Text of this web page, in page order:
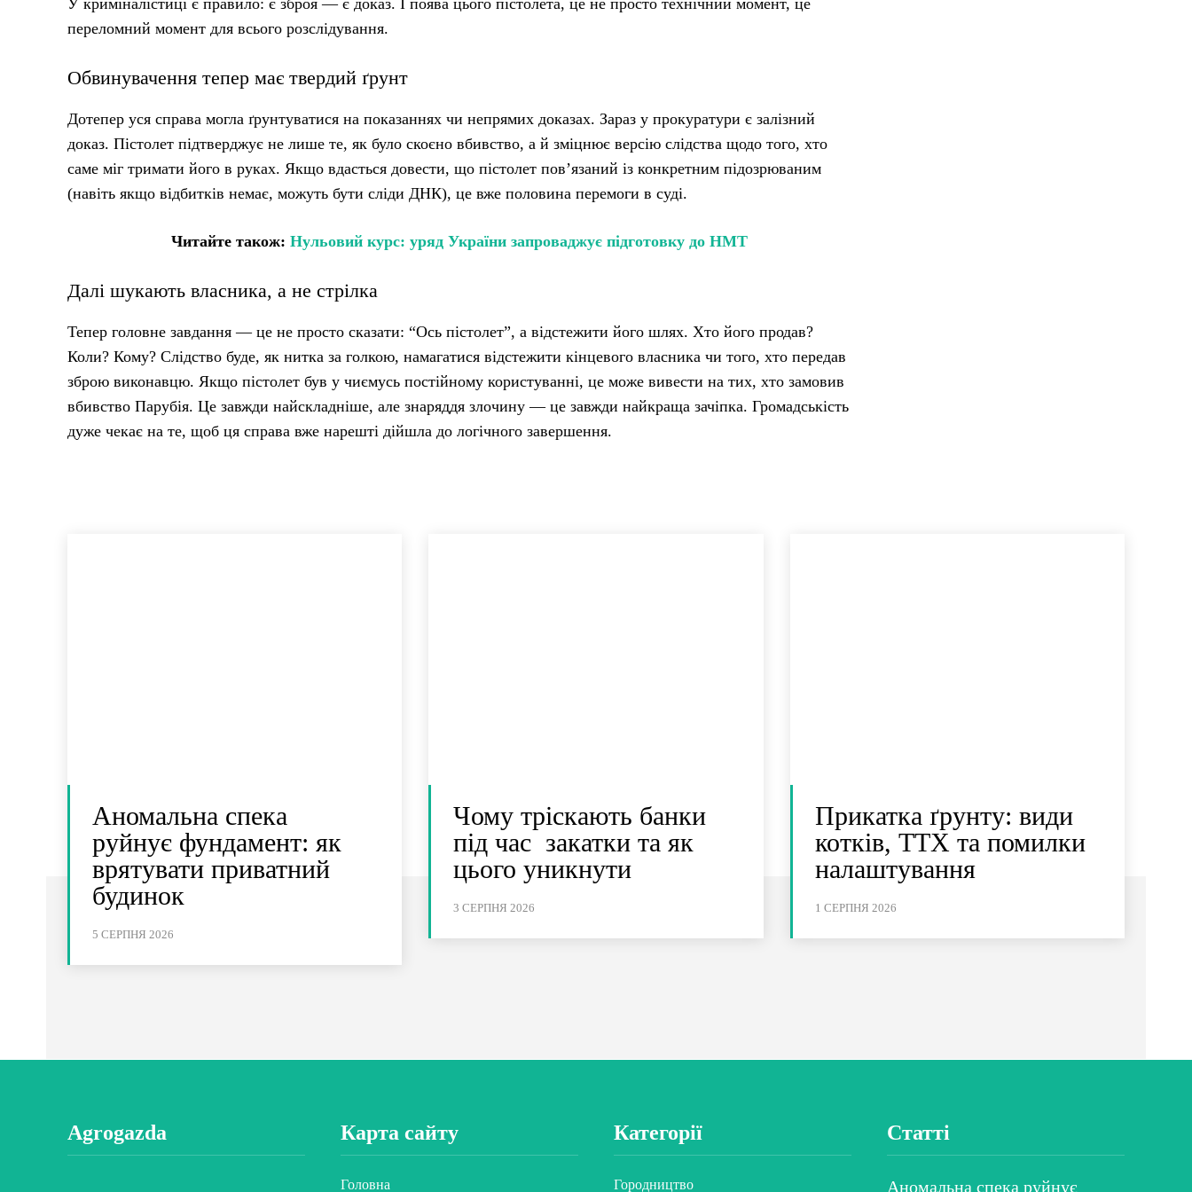
У криміналістиці є правило: є зброя — є доказ. І поява цього пістолета, це не просто технічний момент, це
переломний момент для всього розслідування.
Обвинувачення тепер має твердий ґрунт
Дотепер уся справа могла ґрунтуватися на показаннях чи непрямих доказах. Зараз у прокуратури є залізний
доказ. Пістолет підтверджує не лише те, як було скоєно вбивство, а й зміцнює версію слідства щодо того, хто
саме міг тримати його в руках. Якщо вдасться довести, що пістолет пов’язаний із конкретним підозрюваним
(навіть якщо відбитків немає, можуть бути сліди ДНК), це вже половина перемоги в суді.
Читайте також: Нульовий курс: уряд України запроваджує підготовку до НМТ
Далі шукають власника, а не стрілка
Тепер головне завдання — це не просто сказати: “Ось пістолет”, а відстежити його шлях. Хто його продав?
Коли? Кому? Слідство буде, як нитка за голкою, намагатися відстежити кінцевого власника чи того, хто передав
зброю виконавцю. Якщо пістолет був у чиємусь постійному користуванні, це може вивести на тих, хто замовив
вбивство Парубія. Це завжди найскладніше, але знаряддя злочину — це завжди найкраща зачіпка. Громадськість
дуже чекає на те, щоб ця справа вже нарешті дійшла до логічного завершення.
Аномальна спека
руйнує фундамент: як
врятувати приватний
будинок
5 СЕРПНЯ 2026
Чому тріскають банки
під час закатки та як
цього уникнути
3 СЕРПНЯ 2026
Прикатка ґрунту: види
котків, ТТХ та помилки
налаштування
1 СЕРПНЯ 2026
Agrogazda Карта сайту
Головна
Категорії
Городництво
Статті
Аномальна спека руйнує